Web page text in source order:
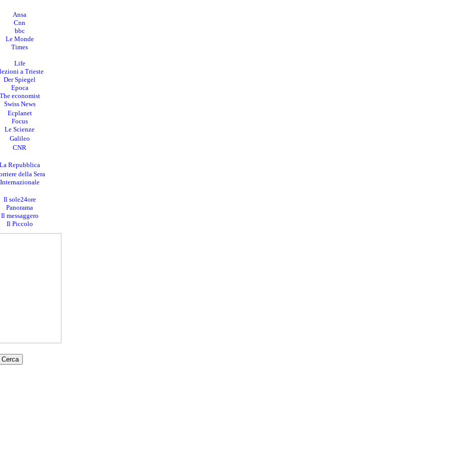
Ansa
Cnn
bbc
Le Monde
Times
Life
a Trieste
Der Spiegel
Epoca
economist
Swiss News
Ecplanet
Focus
Le Scienze
Galileo
CNR
Repubblica
della Sera
Internazionale
Il sole24ore
Panorama
Il messaggero
Il Piccolo